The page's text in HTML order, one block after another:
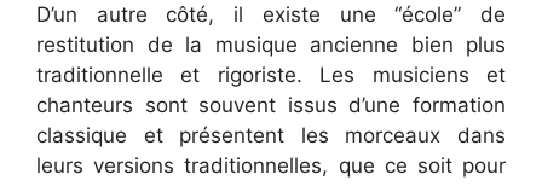
D’un autre côté, il existe une “école” de
restitution de la musique ancienne bien plus
traditionnelle et rigoriste. Les musiciens et
chanteurs sont souvent issus d’une formation
classique et présentent les morceaux dans
leurs versions traditionnelles, que ce soit pour